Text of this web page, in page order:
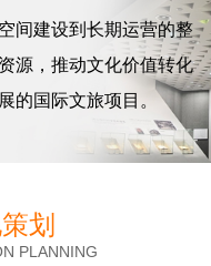
间建设到长期运营的整
源，推动文化价值转化
的国际文旅项目。
划
PLANNING